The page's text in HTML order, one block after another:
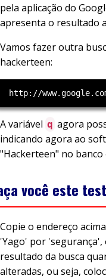
pela aplicação do
apresenta o resultado
Vamos fazer outra
hackerteen:
A variável q agora
indicando agora ao
"Hackerteen" no banco
você este
Copie o endereço
'Yago' por
resultado da busca
alteradas, ou seja,